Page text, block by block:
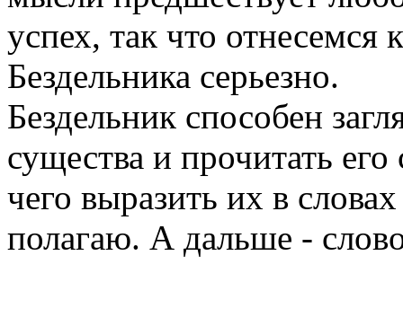
успех, так что
Бездельника серьезно.
Бездельник способен
существа и прочитать
чего выразить их в
полагаю. А дальше -